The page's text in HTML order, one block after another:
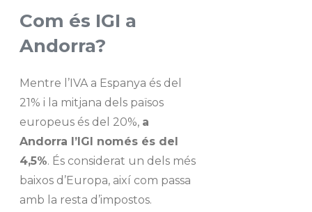
Com és IGI a
Andorra?
Mentre l’IVA a Espanya és del
21% i la mitjana dels països
europeus és del 20%, a
Andorra l’IGI només és del
4,5%. És considerat un dels més
baixos d’Europa, així com passa
amb la resta d’impostos.